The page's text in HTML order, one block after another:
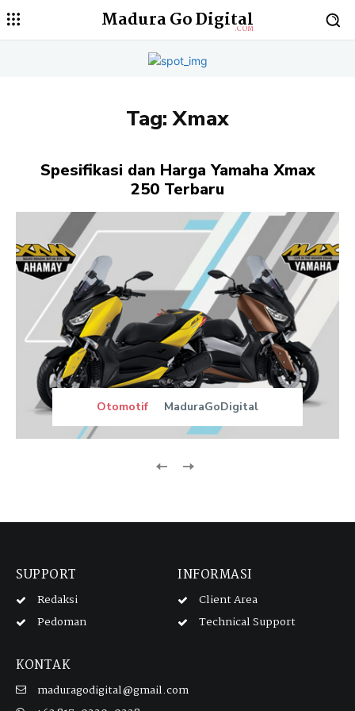
Madura Go Digital
.COM
Tag:Xmax
Spesifikasi dan Harga Yamaha Xmax
250 Terbaru
Otomotif MaduraGoDigital
SUPPORT
Redaksi
Pedoman
INFORMASI
Client Area
Technical Support
KONTAK
maduragodigital@gmail.com